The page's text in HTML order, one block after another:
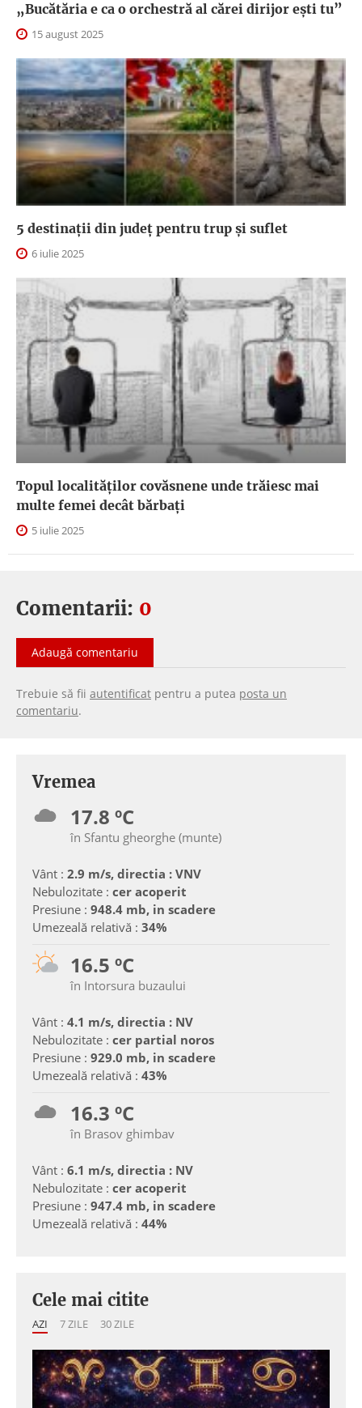
„Bucătăria e ca o orchestră al cărei dirijor ești tu”
15 august 2025
5 destinații din județ pentru trup și suflet
6 iulie 2025
Topul localităților covăsnene unde trăiesc mai
multe femei decât bărbați
5 iulie 2025
Comentarii: 0
Adaugă comentariu
Trebuie să fii autentificat pentru a putea posta un
comentariu.
Vremea
17.8 ºC
în Sfantu gheorghe (munte)
Vânt : 2.9 m/s, directia : VNV
Nebulozitate : cer acoperit
Presiune : 948.4 mb, in scadere
Umezeală relativă : 34%
16.5 ºC
în Intorsura buzaului
Vânt : 4.1 m/s, directia : NV
Nebulozitate : cer partial noros
Presiune : 929.0 mb, in scadere
Umezeală relativă : 43%
16.3 ºC
în Brasov ghimbav
Vânt : 6.1 m/s, directia : NV
Nebulozitate : cer acoperit
Presiune : 947.4 mb, in scadere
Umezeală relativă : 44%
Cele mai citite
AZI 7 ZILE 30 ZILE